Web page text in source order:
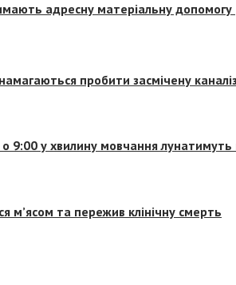
адресну матеріальну допомогу
пробити засмічену
9:00 у хвилину мовчання
м’ясом та пережив клінічну смерть